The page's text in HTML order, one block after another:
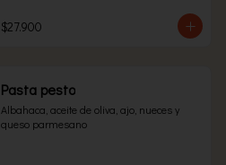
$27.900
Pasta pesto
Albahaca, aceite de oliva, ajo, nueces y
queso parmesano